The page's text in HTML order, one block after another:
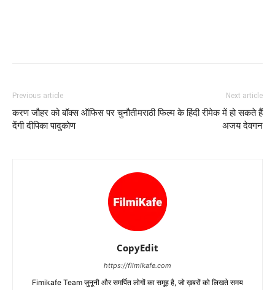
Previous article
करण जौहर को बॉक्‍स ऑफिस पर चुनौती
देंगी दीपिका पादुकोण
Next article
मराठी फिल्‍म के हिंदी रीमेक में हो सकते हैं
अजय देवगन
CopyEdit
https://filmikafe.com
Fimikafe Team जुनूनी और समर्पित लोगों का समूह है, जो ख़बरों को लिखते समय